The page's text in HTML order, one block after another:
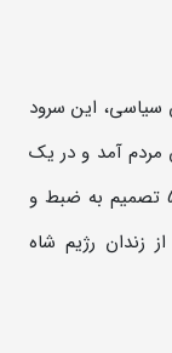
سیاسی، این سرود
مردم آمد و در یک
هفته فاصله بین انقلاب بیست و دوم بهمن 57 تصمیم به ضبط و
زندان رژیم شاه